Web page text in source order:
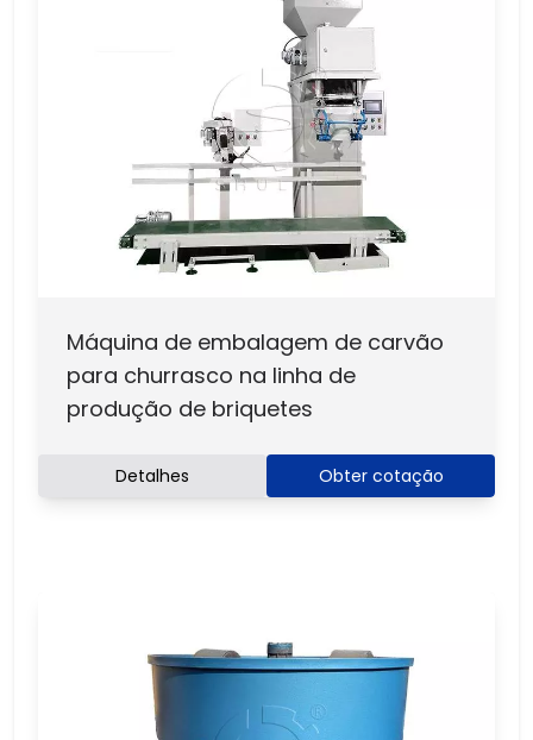
Máquina de embalagem de carvão
para churrasco na linha de
produção de briquetes
Detalhes Obter cotação